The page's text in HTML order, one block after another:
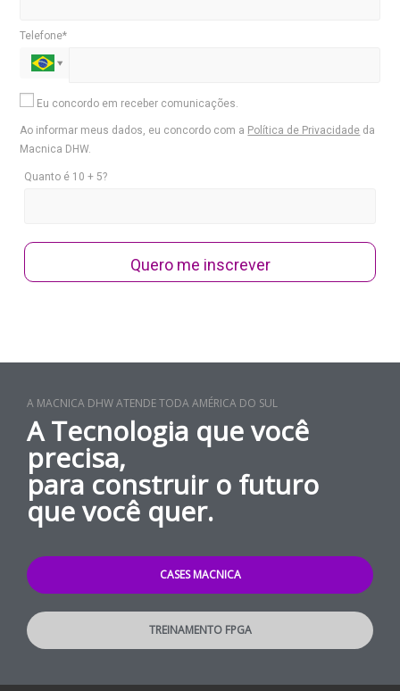
Telefone*
Eu concordo em receber comunicações.
Ao informar meus dados, eu concordo com a Política de Privacidade da
Macnica DHW.
Quanto é 10 + 5?
Quero me inscrever
A MACNICA DHW ATENDE TODA AMÉRICA DO SUL
A Tecnologia que você
precisa,
para construir o futuro
que você quer.
CASES MACNICA
TREINAMENTO FPGA